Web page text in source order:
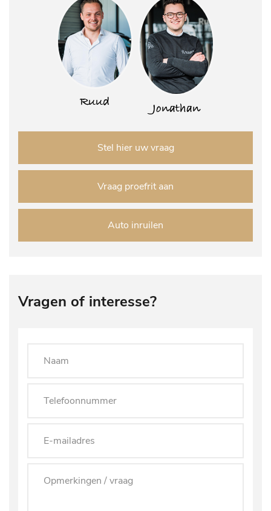
Ruud Jonathan
Stel hier uw vraag
Vraag proefrit aan
Auto inruilen
Vragen of interesse?